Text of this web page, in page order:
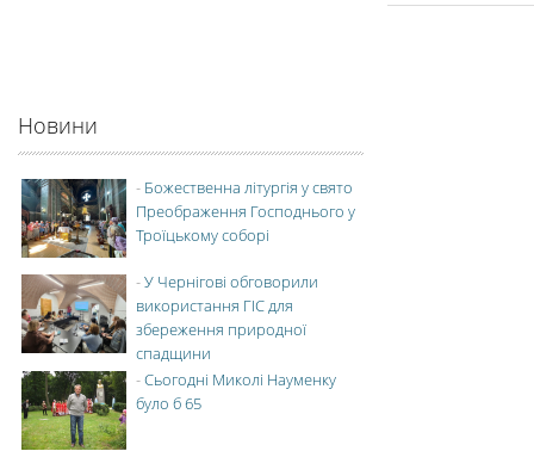
Новини
- Божественна літургія у свято
Преображення Господнього у
Троїцькому соборі
-У Чернігові обговорили
використання ГІС для
збереження природної
спадщини
-Сьогодні Миколі Науменку
було б 65